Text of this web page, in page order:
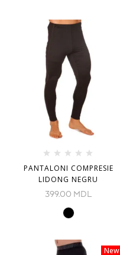
PANTALONI COMPRESIE
LIDONG NEGRU
399.00 MDL
New